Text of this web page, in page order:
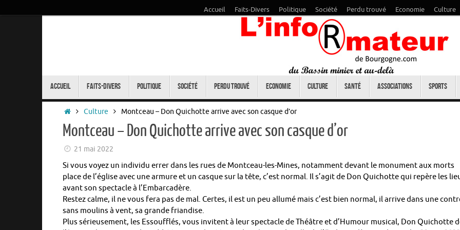
Accueil Faits-Divers Politique Société Perdu trouvé Economie Culture
Accueil Faits-Divers Politique Société Perdu trouvé Economie Culture Santé Associations Sports
Accueil
Culture Montceau – Don Quichotte arrive avec son casque d’or
Montceau – Don Quichotte arrive avec son casque d’or
21 mai 2022
Si vous voyez un individu errer dans les rues de Montceau-les-Mines, notamment devant le monument aux morts
place de l’église avec une armure et un casque sur la tête, c’est normal. Il s’agit de Don Quichotte qui repère les
avant son spectacle à l’Embarcadère.
Restez calme, il ne vous fera pas de mal. Certes, il est un peu allumé mais c’est bien normal, il arrive dans une
sans moulins à vent, sa grande friandise.
Plus sérieusement, les Essoufflés, vous invitent à leur spectacle de Théâtre et d’Humour musical, Don Quichotte